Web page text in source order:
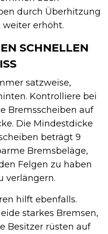
durch Überhitzung
weiter erhöht.
SCHNELLEN
satzweise,
Kontrolliere bei
Bremsscheiben auf
Die Mindestdicke
beträgt 9
Bremsbeläge,
Felgen zu haben
verlängern.
hilft ebenfalls.
starkes Bremsen,
Besitzer rüsten auf